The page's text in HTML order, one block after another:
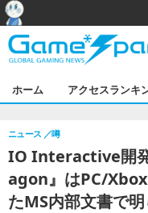
ホーム アクセスランキ
IO Interactive開
agon』はPC/
たMS内部文書で
ニュース 噂